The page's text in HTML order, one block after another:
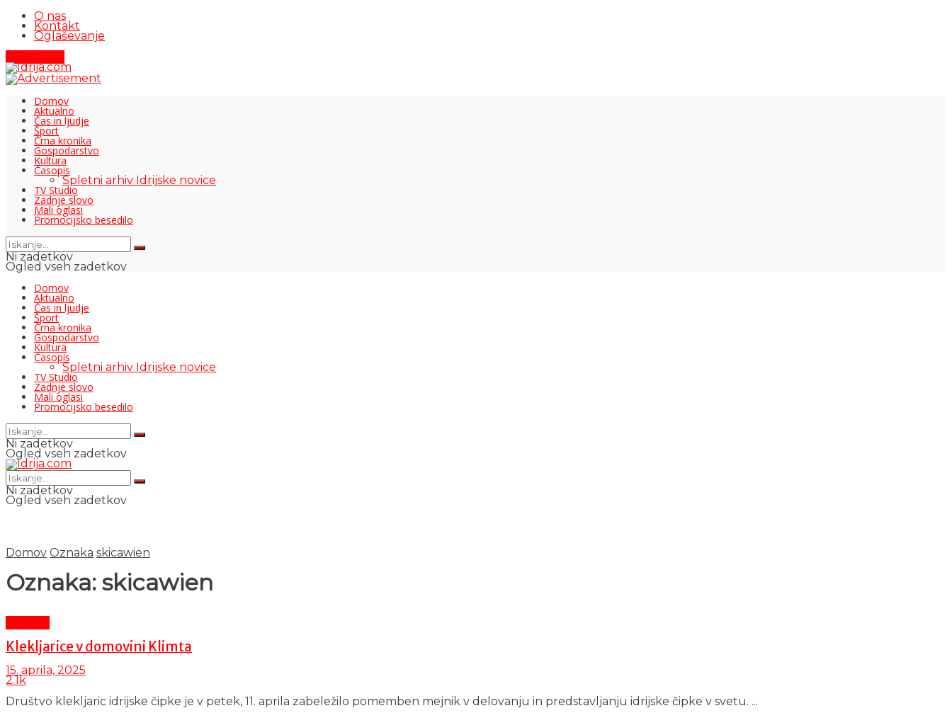
O nas
Kontakt
Oglaševanje
Domov
Aktualno
Čas in ljudje
Šport
Črna kronika
Gospodarstvo
Kultura
Časopis
Spletni arhiv Idrijske novice
TV Studio
Zadnje slovo
Mali oglasi
Promocijsko besedilo
Ni zadetkov
Ogled vseh zadetkov
Domov
Aktualno
Čas in ljudje
Šport
Črna kronika
Gospodarstvo
Kultura
Časopis
Spletni arhiv Idrijske novice
TV Studio
Zadnje slovo
Mali oglasi
Promocijsko besedilo
Ni zadetkov
Ogled vseh zadetkov
Ni zadetkov
Ogled vseh zadetkov
Domov Oznaka skicawien
Oznaka: skicawien
Klekljarice v domovini Klimta
15. aprila, 2025
2.1k
Društvo klekljaric idrijske čipke je v petek, 11. aprila zabeležilo pomemben mejnik v delovanju in predstavljanju idrijske čipke v svetu. ...